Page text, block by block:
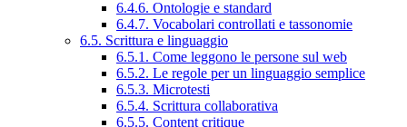
6.4.6. Ontologie e standard
6.4.7. Vocabolari controllati e tassonomie
6.5. Scrittura e linguaggio
6.5.1. Come leggono le persone sul web
6.5.2. Le regole per un linguaggio semplice
6.5.3. Microtesti
6.5.4. Scrittura collaborativa
6.5.5. Content critique